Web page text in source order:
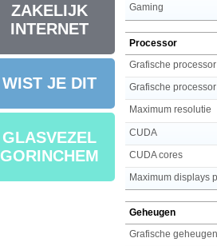
ZAKELIJK
INTERNET
WIST JE DIT
GLASVEZEL
GORINCHEM
Gaming
Processor
Grafische
Grafische processor
Maximum resolutie
CUDA
CUDA cores
Maximum displays
Geheugen
Grafische geheugen